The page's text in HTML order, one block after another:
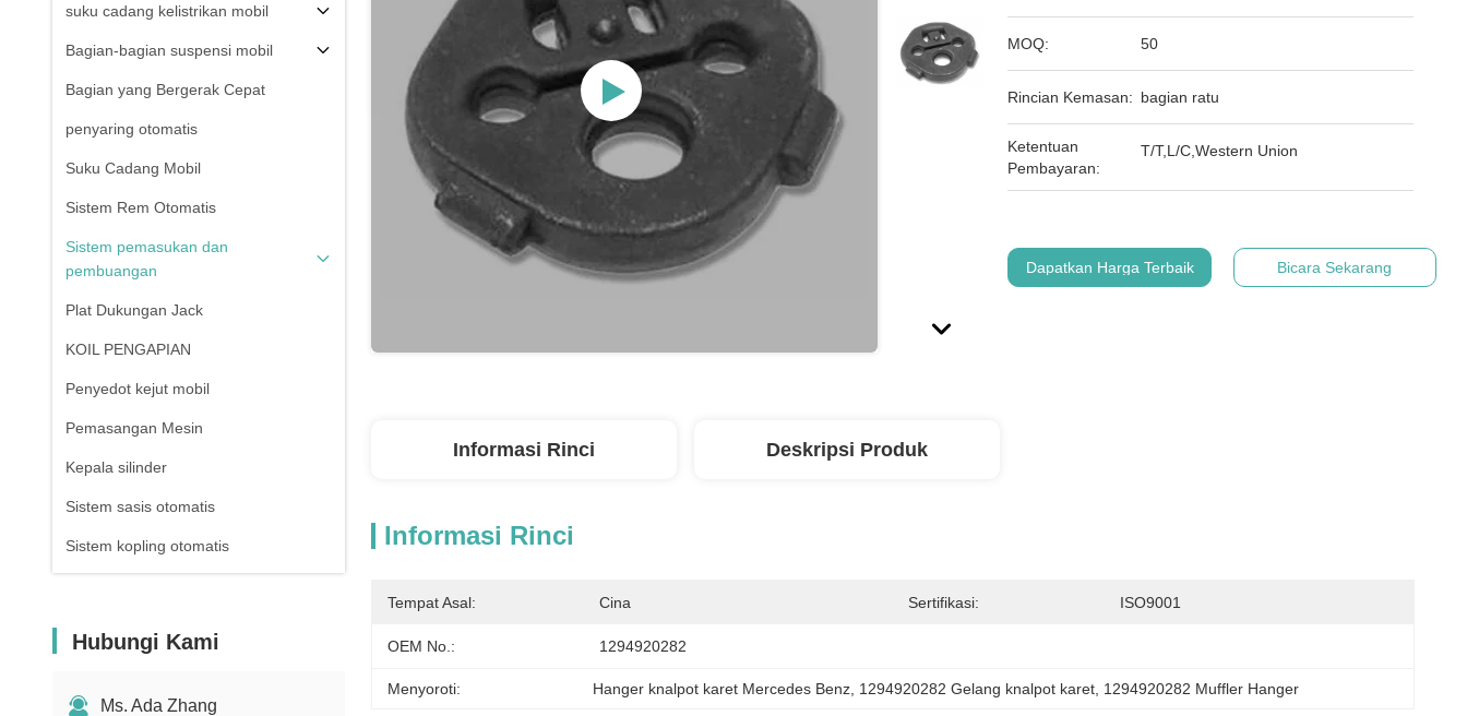
suku cadang kelistrikan mobil
Bagian-bagian suspensi mobil
Bagian yang Bergerak Cepat
penyaring otomatis
Suku Cadang Mobil
Sistem Rem Otomatis
Sistem pemasukan dan
pembuangan
Plat Dukungan Jack
KOIL PENGAPIAN
Penyedot kejut mobil
Pemasangan Mesin
Kepala silinder
Sistem sasis otomatis
Sistem kopling otomatis
Hubungi Kami
Ms. Ada Zhang
MOQ: 50
Rincian Kemasan: bagian ratu
Ketentuan
Pembayaran:
T/T,L/C,Western Union
Dapatkan Harga Terbaik Bicara Sekarang
Informasi Rinci Deskripsi Produk
Informasi Rinci
Tempat Asal: Cina Sertifikasi: ISO9001
OEM No.: 1294920282
Menyoroti: Hanger knalpot karet Mercedes Benz 1294920282 Gelang knalpot karet 1294920282 Muffler Hanger